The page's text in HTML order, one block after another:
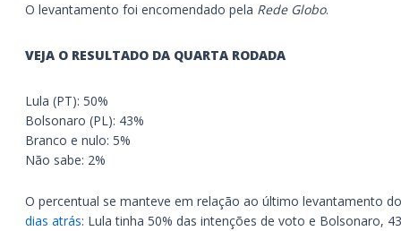
O levantamento foi encomendado pela Rede Globo.
VEJA O RESULTADO DA QUARTA RODADA
Lula (PT): 50%
Bolsonaro (PL): 43%
Branco e nulo: 5%
Não sabe: 2%
O percentual se manteve em relação ao último levantamento
dias atrás: Lula tinha 50% das intenções de voto e Bolsonaro,